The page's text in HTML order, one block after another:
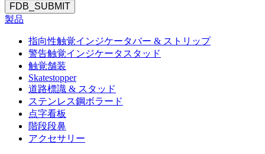
FDB_SUBMIT
製品
指向性触覚インジケータバー & ストリップ
警告触覚インジケータスタッド
触覚舗装
Skatestopper
道路標識 & スタッド
ステンレス鋼ボラード
点字看板
階段段鼻
アクセサリー